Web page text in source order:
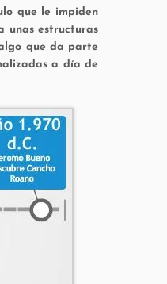
que le impiden
unas estructuras
que da parte
a día de